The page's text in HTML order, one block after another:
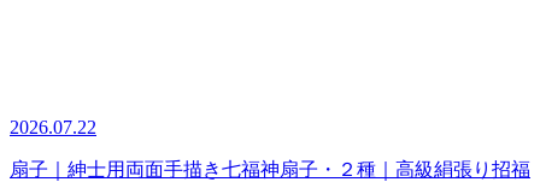
2026.07.22
扇子｜紳士用両面手描き七福神扇子・２種｜高級絹張り招福